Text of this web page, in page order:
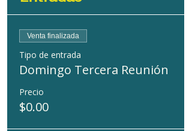
Venta finalizada
Tipo de entrada
Domingo Tercera Reunión
Precio
$0.00